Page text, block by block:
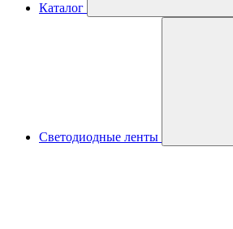
Каталог
Светодиодные ленты